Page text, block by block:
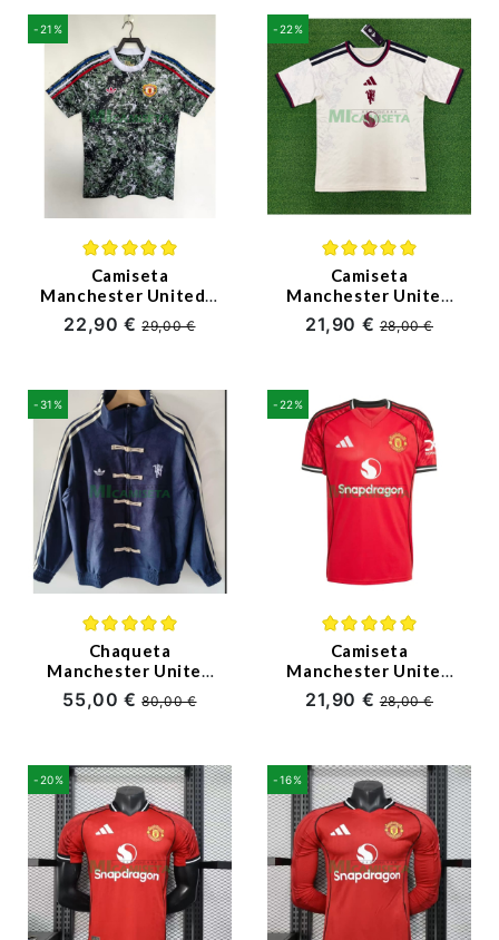
-21%
Camiseta
Manchester United x
Stone Roses
2026/2027 Edición
22,90 €29,00 €
-22%
Camiseta
Manchester United
2026/2027 Blanco
21,90 €28,00 €
-31%
Chaqueta
Manchester United
2026 Estilo Chino
Azul Marino
55,00 €80,00 €
-22%
Camiseta
Manchester United
Primera Equipación
2025/2026 Rojo
21,90 €28,00 €
-20% -16%